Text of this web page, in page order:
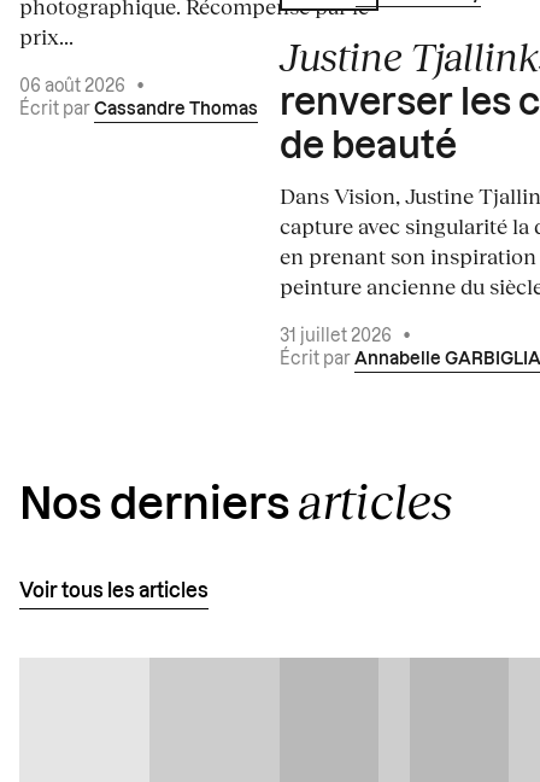
photographique. Récompensé par le
prix...
06 août 2026
•
Écrit par Cassandre Thomas
Justine
renverser les
de beauté
Dans Vision, Justine
capture avec singularité la
en prenant son inspiration
peinture ancienne du
31 juillet 2026
•
Écrit par Annabelle GARBIGLIA
Nos derniers articles
Voir tous les articles